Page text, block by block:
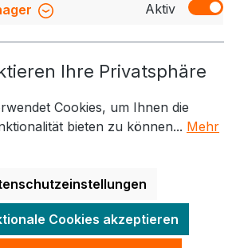
Kontakt
gesetzl. Mehrwertsteuer zzgl.
ggf. Nachnahmegebühren, wenn
anders angegeben.
Aktiv
Ihre Privatsphäre
Cookies, um Ihnen die
bieten zu können... Mehr
Cookies akzeptieren